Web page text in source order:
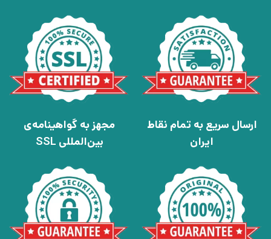
ارسال سریع به تمام نقاط
ایران
مجهز به گواهینامه‌ی
بین‌المللی SSL